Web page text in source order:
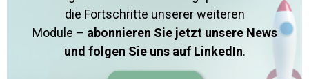
die Fortschritte unserer weiteren
Module – abonnieren Sie jetzt unsere News
und folgen Sie uns auf LinkedIn.